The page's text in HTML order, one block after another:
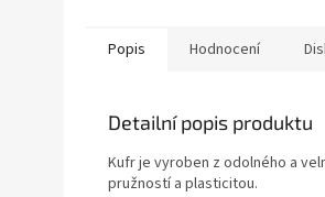
Popis Hodnocení
Detailní popis produktu
Kufr je vyroben z odolného a
pružností a plasticitou.